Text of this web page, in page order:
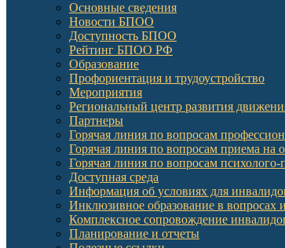
Основные сведения
Новости БПОО
Доступность БПОО
Рейтинг БПОО РФ
Образование
Профориентация и трудоустройство
Мероприятия
Региональный центр развития
Партнеры
Горячая линия по вопросам
Горячая линия по вопросам приема на
Горячая линия по вопросам
Доступная среда
Информация об условиях для
Инклюзивное образование в вопросах
Комплексное сопровождение
Планирование и отчеты